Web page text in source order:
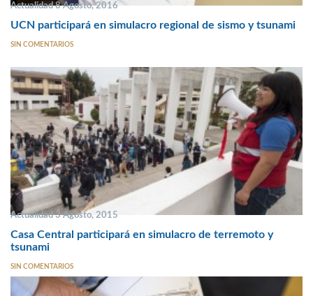
Actualidad 8 Agosto, 2016
UCN participará en simulacro regional de sismo y tsunami
SIN COMENTARIOS
Actualidad 3 Agosto, 2015
Casa Central participará en simulacro de terremoto y
tsunami
SIN COMENTARIOS